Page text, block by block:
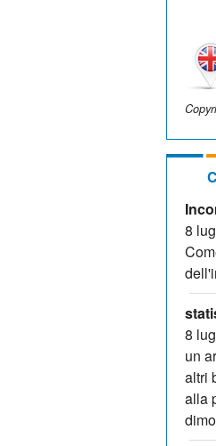
8
8
un
altri
alla